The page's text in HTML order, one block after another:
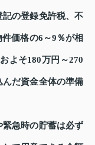
の登録免許税、不
価格の6～9％が相
よそ180万円～270
だ資金全体の準備
急時の貯蓄は必ず